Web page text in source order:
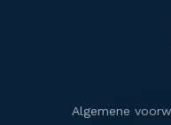
Algemene